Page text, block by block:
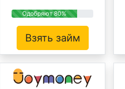
Одобряют 80%
Взять займ